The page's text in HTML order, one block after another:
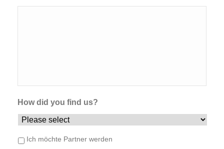
How did you find us?
Info/Newsletter/Partner
Ich möchte Partner werden